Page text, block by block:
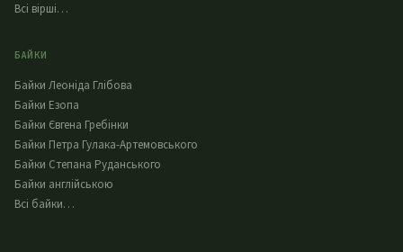
Всі вірші…
БАЙКИ
Байки Леоніда Глібова
Байки Езопа
Байки Євгена Гребінки
Байки Петра Гулака-Артемовського
Байки Степана Руданського
Байки англійською
Всі байки…